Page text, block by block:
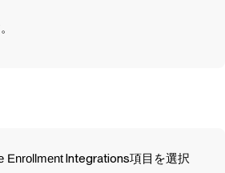
EnrollmentIntegrations項目を選択